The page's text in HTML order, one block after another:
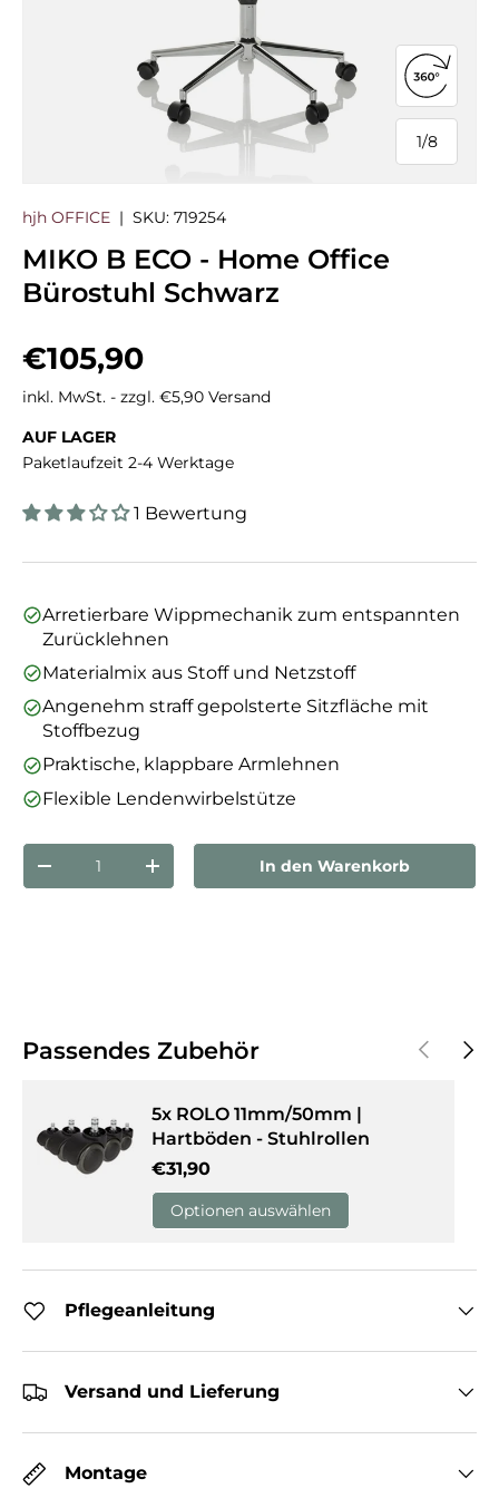
1/
von
8
360°-
hjh OFFICE | SKU: 719254
MIKO B ECO - Home Office
Bürostuhl Schwarz
Normaler Preis
€105,90
inkl. MwSt. - zzgl. €5,90 Versand
AUF LAGER
Paketlaufzeit 2-4 Werktage
1 Bewertung
Arretierbare Wippmechanik zum entspannten
Zurücklehnen
Materialmix aus Stoff und Netzstoff
Angenehm straff gepolsterte Sitzfläche mit
Stoffbezug
Praktische, klappbare Armlehnen
Flexible Lendenwirbelstütze
Anzahl
Menge verringernMenge erhöhenIn den Warenkorb
Passendes Zubehör Vorherige
5x ROLO 11mm/50mm |
Hartböden - Stuhlrollen
Normaler Preis
€31,90
Optionen auswählen
Pflegeanleitung
Versand und Lieferung
Montage